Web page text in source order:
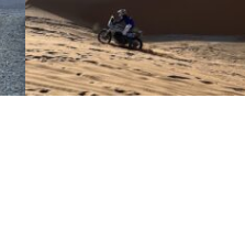
GRÈCE
ANTIQUE ET
PÉLOPONNÈSE